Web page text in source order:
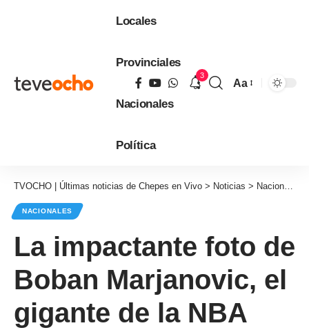
Locales
Provinciales
Nacionales
Política
3
Aa
TVOCHO | Últimas noticias de Chepes en Vivo > Noticias > Nacionales
NACIONALES
La impactante foto de
Boban Marjanovic, el
gigante de la NBA